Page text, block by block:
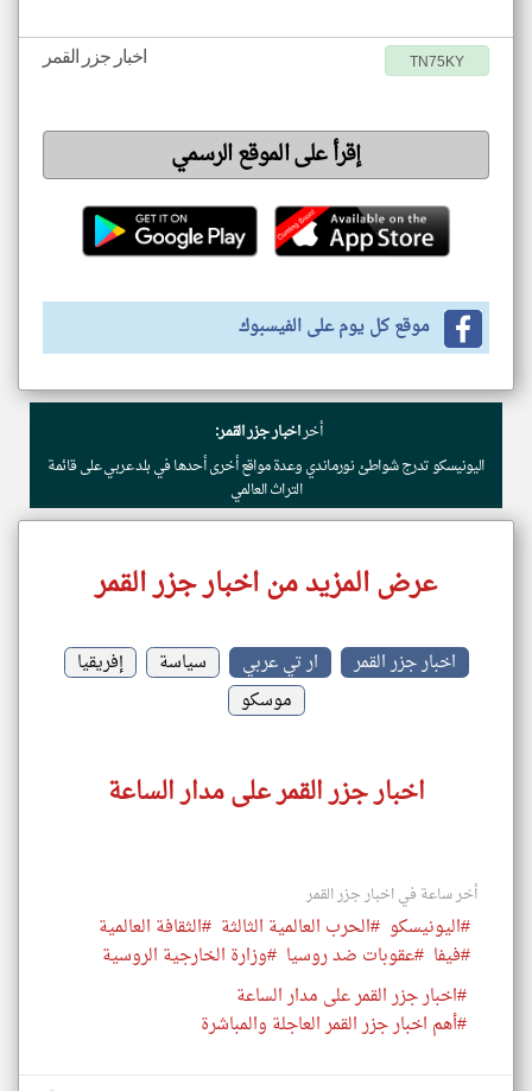
اخبار جزر القمر TN75KY
إقرأ على الموقع الرسمي
موقع كل يوم على الفيسبوك
أخراخبار جزر القمر:
اليونيسكو تدرج شواطئ نورماندي وعدة مواقع أخرى أحدها في بلد عربي على قائمة
التراث العالمي
عرض المزيد من اخبار جزر القمر
اخبار جزر القمر ار تي عربي سياسة
إفريقيا
موسكو
اخبار جزر القمر على مدار الساعة
أخر ساعة في اخبار جزر القمر
#اليونيسكو #الحرب العالمية الثالثة #الثقافة العالمية
#فيفا #عقوبات ضد روسيا #وزارة الخارجية الروسية
#اخبار جزر القمر على مدار الساعة
#أهم اخبار جزر القمر العاجلة والمباشرة